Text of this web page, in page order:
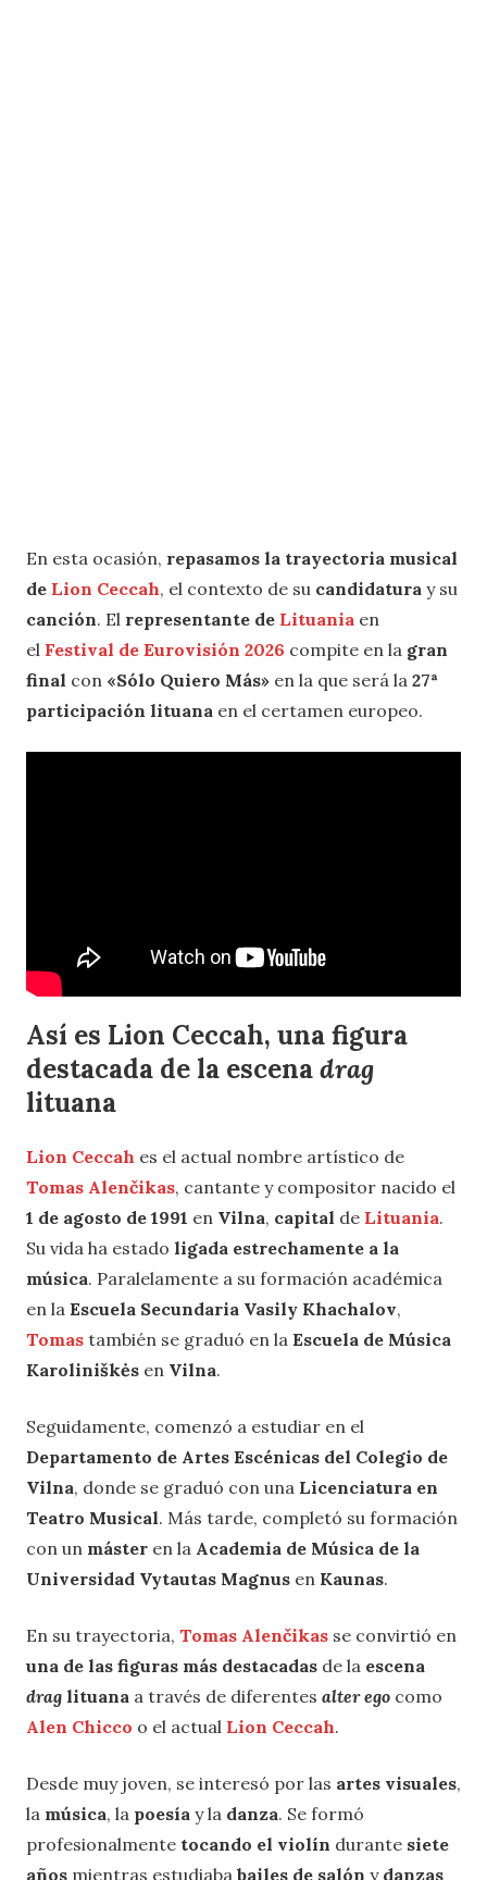
En esta ocasión, repasamos la trayectoria musical
de Lion Ceccah, el contexto de su candidatura y su
canción. El representante de Lituania en
el Festival de Eurovisión 2026 compite en la gran
final con «Sólo Quiero Más» en la que será la 27ª
participación lituana en el certamen europeo.
Así es Lion Ceccah, una figura
destacada de la escenadrag
lituana
Lion Ceccah es el actual nombre artístico de
Tomas Alenčikas, cantante y compositor nacido el
1 de agosto de 1991 en Vilna, capital de Lituania.
Su vida ha estado ligada estrechamente a la
música. Paralelamente a su formación académica
en la Escuela Secundaria Vasily Khachalov,
Tomas también se graduó en la Escuela de Música
Karoliniškės en Vilna.
Seguidamente, comenzó a estudiar en el
Departamento de Artes Escénicas del Colegio de
Vilna, donde se graduó con una Licenciatura en
Teatro Musical. Más tarde, completó su formación
con un máster en la Academia de Música de la
Universidad Vytautas Magnus en Kaunas.
En su trayectoria, Tomas Alenčikas se convirtió en
una de las figuras más destacadas de la escena
drag lituana a través de diferentes alter ego como
Alen Chicco o el actual Lion Ceccah.
Desde muy joven, se interesó por las artes visuales,
la música, la poesía y la danza. Se formó
profesionalmente tocando el violín durante siete
años mientras estudiaba bailes de salón y danzas